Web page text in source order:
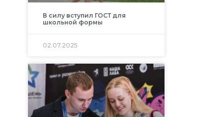
В силу вступил ГОСТ для
школьной формы
02.07.2025